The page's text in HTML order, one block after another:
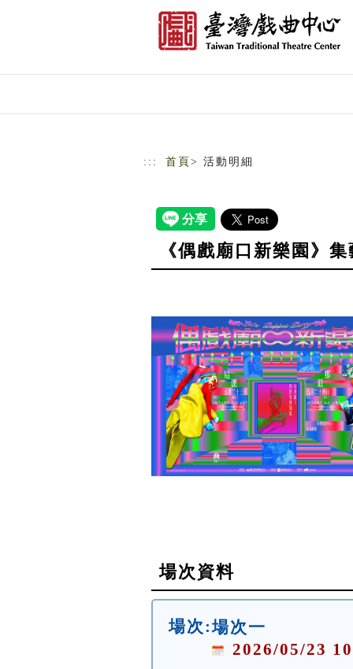
::: 首頁 > 活動明細
《偶戲廟口新樂園》
場次資料
場次:場次一
2026/05/23